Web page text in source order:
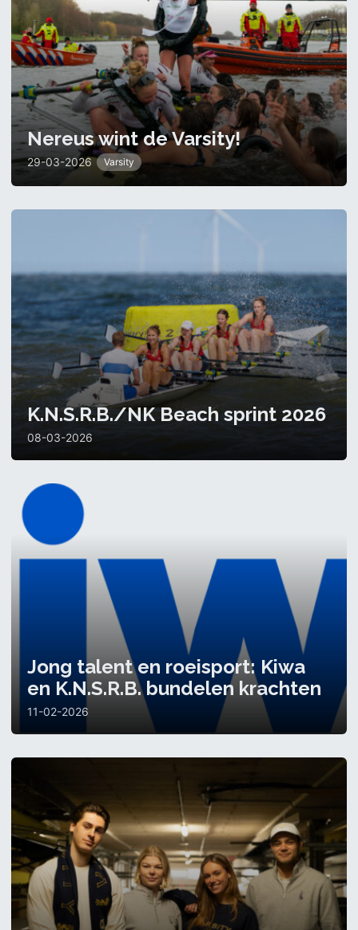
Nereus wint de Varsity!
29-03-2026 Varsity
K.N.S.R.B./NK Beach sprint 2026
08-03-2026
Jong talent en roeisport: Kiwa
en K.N.S.R.B. bundelen krachten
11-02-2026